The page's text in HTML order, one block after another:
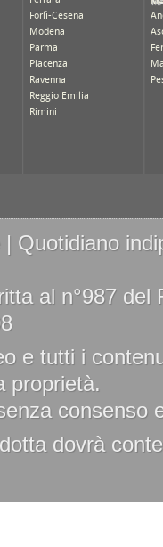
| Quotidiano
al n°987
e tutti i
proprietà.
consenso
dovrà